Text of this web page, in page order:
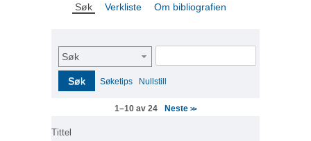
Søk Verkliste Om bibliografien
Søk
Søk Søketips Nullstill
1–10 av 24 Neste>>
Tittel